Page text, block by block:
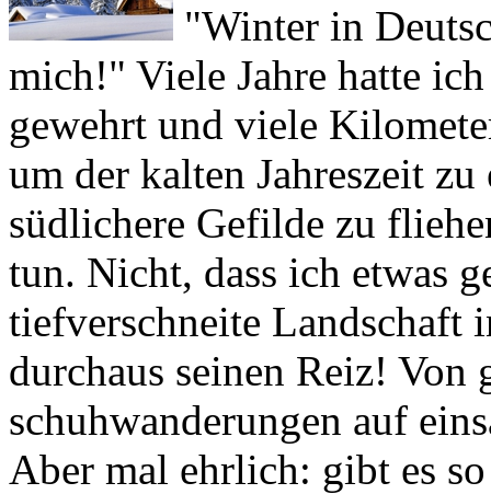
"Winter in
mich!" Viele Jahre hatte
gewehrt und viele
um der kalten Jahreszeit
südlichere Gefilde zu
tun. Nicht, dass ich etwas
tiefverschneite Landschaft
durchaus seinen Reiz!
schuh­wanderungen auf
Aber mal ehrlich: gibt es